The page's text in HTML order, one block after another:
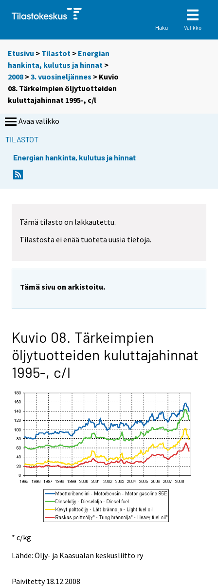
Haku Valikko
Etusivu > Tilastot > Energian
hankinta, kulutus ja hinnat >
2008 >3. vuosineljännes > Kuvio
08. Tärkeimpien öljytuotteiden
kuluttajahinnat 1995-, c/l
Avaa valikko
TILASTOT
Energian hankinta, kulutus ja hinnat
Tämä tilasto on lakkautettu.
Tilastosta ei enää tuoteta uusia tietoja.
Tämä sivu on arkistoitu.
Kuvio 08. Tärkeimpien
öljytuotteiden kuluttajahinnat
1995-, c/l
* c/kg
Lähde: Öljy- ja Kaasualan keskusliitto ry
Päivitetty18.12.2008